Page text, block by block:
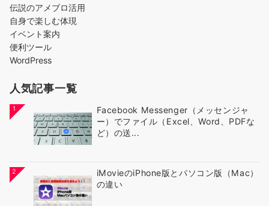
伝説のアメブロ活用
自身で楽しむ体現
イベント案内
便利ツール
WordPress
人気記事一覧
1
Facebook Messenger（メッセンジャ
ー）でファイル（Excel、Word、PDFな
ど）の送...
2
iMovieのiPhone版とパソコン版（Mac）
の違い